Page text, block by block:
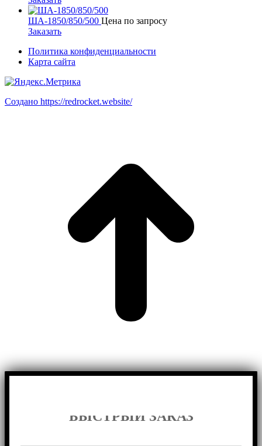
ША-1850/850/500 Цена по запросу
Заказать
Политика конфиденциальности
Карта сайта
Создано https://redrocket.website/
БЫСТРЫЙ ЗАКАЗ